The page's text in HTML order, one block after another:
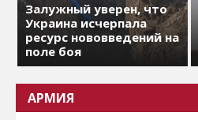
Залужный уверен, что
Украина исчерпала
ресурс нововведений на
поле боя
АРМИЯ